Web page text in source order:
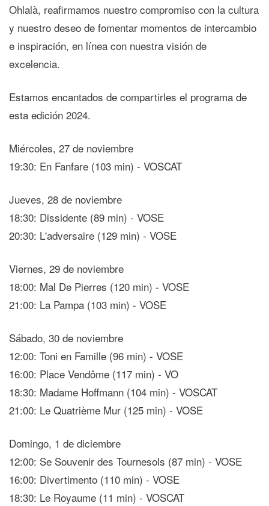
Ohlalà, reafirmamos nuestro compromiso con la cultura
y nuestro deseo de fomentar momentos de intercambio
e inspiración, en línea con nuestra visión de
excelencia.
Estamos encantados de compartirles el programa de
esta edición 2024.
Miércoles, 27 de noviembre
19:30: En Fanfare (103 min) - VOSCAT
Jueves, 28 de noviembre
18:30: Dissidente (89 min) - VOSE
20:30: L'adversaire (129 min) - VOSE
Viernes, 29 de noviembre
18:00: Mal De Pierres (120 min) - VOSE
21:00: La Pampa (103 min) - VOSE
Sábado, 30 de noviembre
12:00: Toni en Famille (96 min) - VOSE
16:00: Place Vendôme (117 min) - VO
18:30: Madame Hoffmann (104 min) - VOSCAT
21:00: Le Quatrième Mur (125 min) - VOSE
Domingo, 1 de diciembre
12:00: Se Souvenir des Tournesols (87 min) - VOSE
16:00: Divertimento (110 min) - VOSE
18:30: Le Royaume (11 min) - VOSCAT